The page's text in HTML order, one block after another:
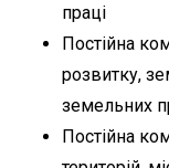
праці
Постійна
розвитку,
земельних
Постійна